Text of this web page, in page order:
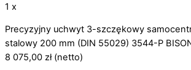
1 x
Precyzyjny uchwyt 3-szczękowy
stalowy 200 mm (DIN 55029) 3544-P
8 075,00 zł(netto)